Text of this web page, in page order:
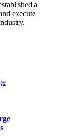
a
execute